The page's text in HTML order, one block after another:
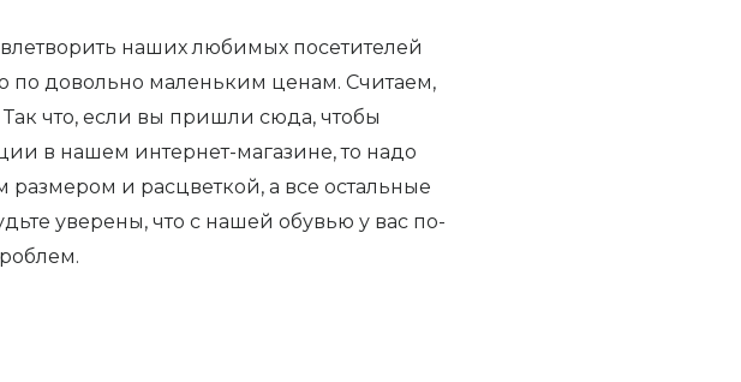
наших любимых посетителей
по довольно маленьким ценам. Считаем,
что, если вы пришли сюда, чтобы
в нашем интернет-магазине, то надо
размером и расцветкой, а все остальные
уверены, что с нашей обувью у вас по-